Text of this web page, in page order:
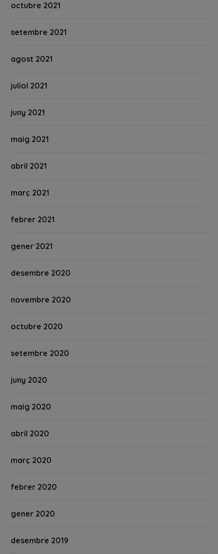
octubre 2021
setembre 2021
agost 2021
juliol 2021
juny 2021
maig 2021
abril 2021
març 2021
febrer 2021
gener 2021
desembre 2020
novembre 2020
octubre 2020
setembre 2020
juny 2020
maig 2020
abril 2020
març 2020
febrer 2020
gener 2020
desembre 2019